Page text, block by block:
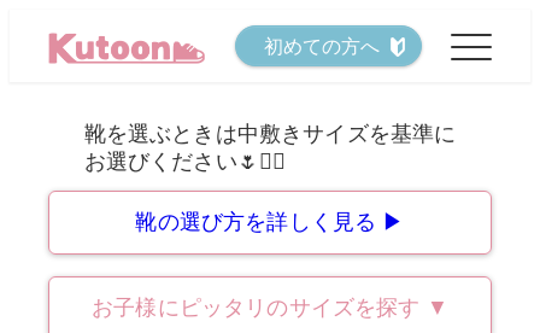
初めての方へ
靴の選び方を詳しく見る ▶
お子様にピッタリのサイズを探す ▼